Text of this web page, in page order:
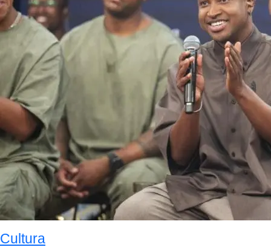
Cultura